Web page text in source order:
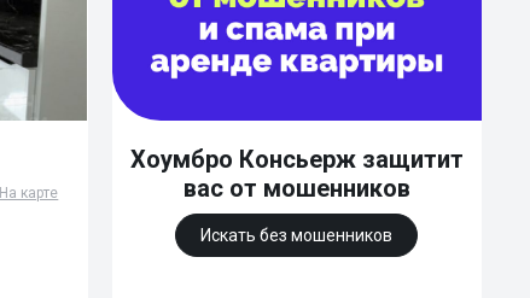
На карте
Хоумбро Консьерж защитит
вас от мошенников
Искать без мошенников